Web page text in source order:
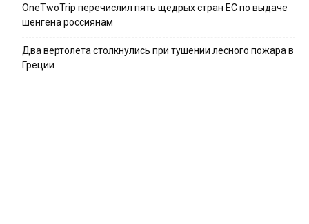
OneTwoTrip перечислил пять щедрых стран ЕС по выдаче
шенгена россиянам
Два вертолета столкнулись при тушении лесного пожара в
Греции